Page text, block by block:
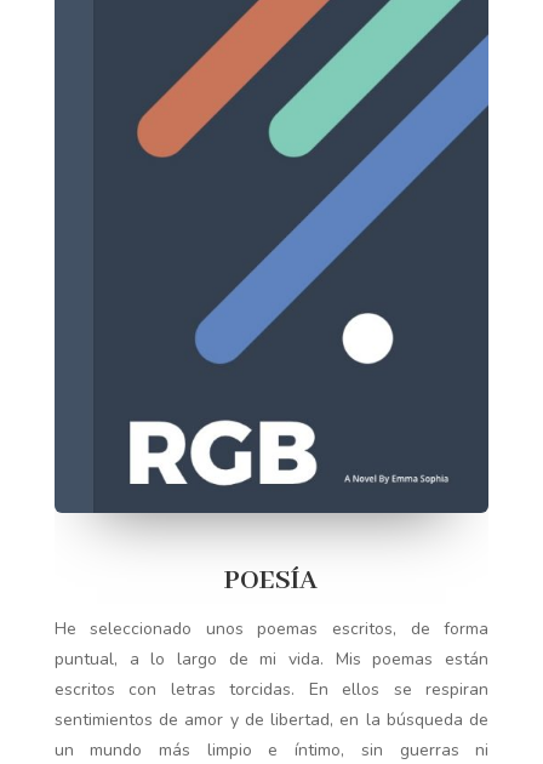
POESÍA
He seleccionado unos poemas escritos, de forma
puntual, a lo largo de mi vida. Mis poemas están
escritos con letras torcidas. En ellos se respiran
sentimientos de amor y de libertad, en la búsqueda de
un mundo más limpio e íntimo, sin guerras ni